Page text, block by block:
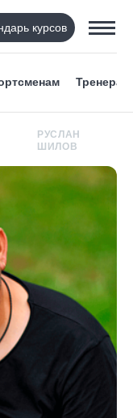
курсов
Тренерам
РУСЛАН
ШИЛОВ